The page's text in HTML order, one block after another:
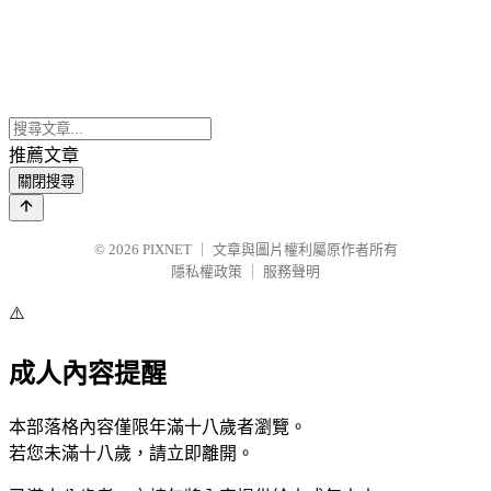
推薦文章
關閉搜尋
© 2026 PIXNET
文章與圖片權利屬原作者所有
隱私權政策
服務聲明
⚠️
成人內容提醒
本部落格內容僅限年滿十八歲者瀏覽。
若您未滿十八歲，請立即離開。